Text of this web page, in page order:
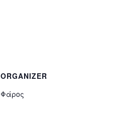
ORGANIZER
Φάρος